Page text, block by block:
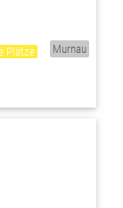
Plätze Murnau